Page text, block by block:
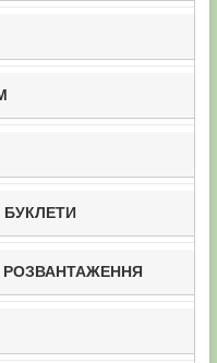
БУКЛЕТИ
РОЗВАНТАЖЕННЯ